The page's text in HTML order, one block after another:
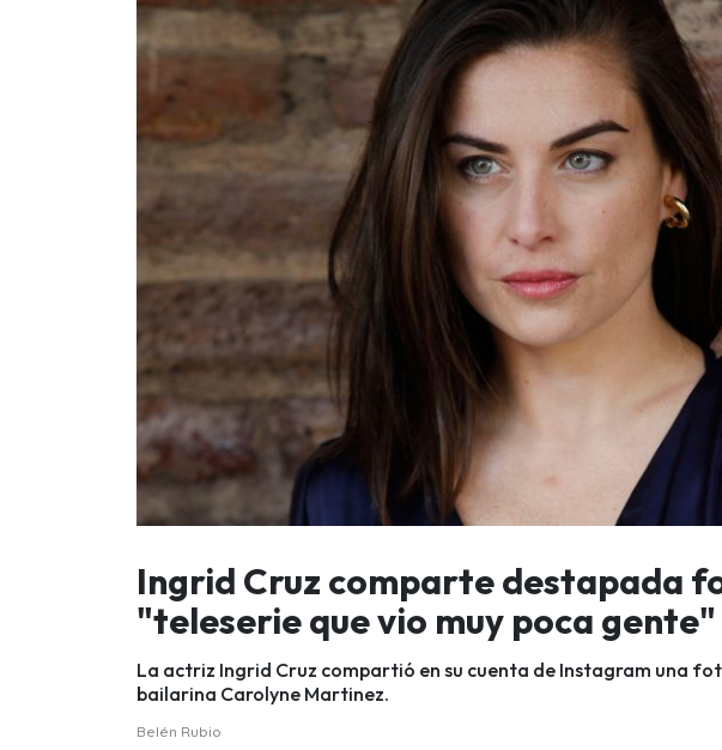
Ingrid Cruz comparte destapada
"teleserie que vio muy poca gente"
La actriz Ingrid Cruz compartió en su cuenta de Instagram una
bailarina Carolyne Martinez.
Belén Rubio